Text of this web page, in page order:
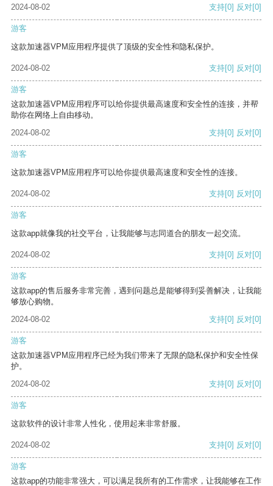
2024-08-02 支持[0] 反对[0]
游客
这款加速器VPM应用程序提供了顶级的安全性和隐私保护。
2024-08-02 支持[0] 反对[0]
游客
这款加速器VPM应用程序可以给你提供最高速度和安全性的连接，并帮
助你在网络上自由移动。
2024-08-02
支持[0] 反对[0]
游客
这款加速器VPM应用程序可以给你提供最高速度和安全性的连接。
2024-08-02 支持[0] 反对[0]
游客
这款app就像我的社交平台，让我能够与志同道合的朋友一起交流。
2024-08-02 支持[0] 反对[0]
游客
这款app的售后服务非常完善，遇到问题总是能够得到妥善解决，让我能
够放心购物。
2024-08-02
支持[0] 反对[0]
游客
这款加速器VPM应用程序已经为我们带来了无限的隐私保护和安全性保
护。
2024-08-02
支持[0] 反对[0]
游客
这款软件的设计非常人性化，使用起来非常舒服。
2024-08-02 支持[0] 反对[0]
游客
这款app的功能非常强大，可以满足我所有的工作需求，让我能够在工作